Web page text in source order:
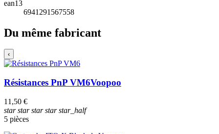
ean13
6941291567558
Du même fabricant
‹
Résistances PnP VM6Voopoo
11,50 €
starstarstarstarstar_half
5 pièces